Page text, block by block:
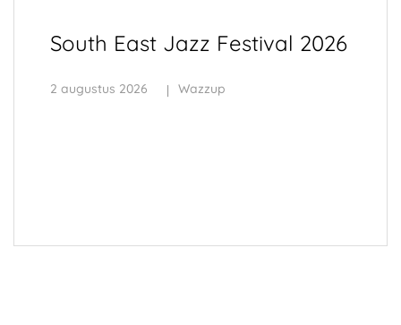
South East Jazz Festival 2026
2 augustus 2026 Wazzup